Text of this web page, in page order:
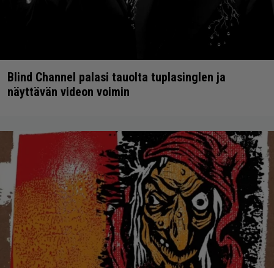
Blind Channel palasi tauolta tuplasinglen ja
näyttävän videon voimin